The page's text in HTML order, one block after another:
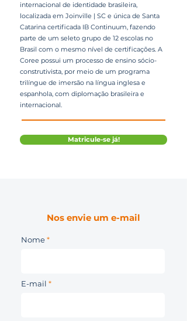
internacional de identidade brasileira,
localizada em Joinville | SC e única de Santa
Catarina certificada IB Continuum, fazendo
parte de um seleto grupo de 12 escolas no
Brasil com o mesmo nível de certificações. A
Coree possui um processo de ensino sócio-
construtivista, por meio de um programa
trilíngue de imersão na língua inglesa e
espanhola, com diplomação brasileira e
internacional.
Matricule-se já!
Nos envie um e-mail
Nome
E-mail